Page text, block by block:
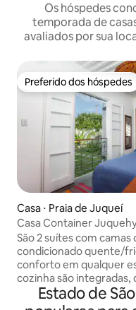
Os hóspedes
temporada de
avaliados por sua
Preferido dos hóspedes
Preferido dos hóspedes
Casa ⋅ Praia de Juqueí
Casa Container
conforto
São 2 suítes com camas
condicionado quente/
conforto em qualquer
cozinha são integradas,
ambiente perfeito para
momentos
Estado de